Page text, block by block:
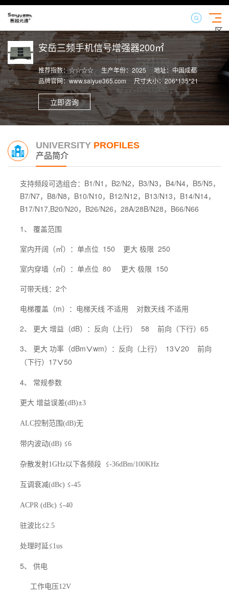
区
域【切
换】
安岳三频手机信号增强器200㎡
推荐指数：☆☆☆☆ 生产年份：2025
地址：中国成都
品牌官网：www.saiyue365.com
尺寸大小：206*135*21
立即咨询
UNIVERSITY PROFILES
产品简介
支持频段可选组合： B1/N1，B2/N2，B3/N3，B4/N4，B5/N5，
B7/N7，B8/N8，B10/N10，B12/N12，B13/N13，B14/N14，
B17/N17,B20/N20，B26/N26，28A/28B/N28，B66/N66
1、 覆盖范围
室内开阔（㎡）：单点位 150 更大 极限 250
室内穿墙（㎡）：单点位 80 更大 极限 150
可带天线：2个
电梯覆盖（m）：电梯天线 不适用 对数天线 不适用
2、 更大 增益（dB）：反向（上行） 58 前向（下行）65
3、 更大 功率（dBm∨wm）：反向（上行） 13∨20 前向
（下行）17∨50
4、 常规参数
更大 增益误差(dB)±3
ALC控制范围(dB)无
带内波动(dB) ≤6
杂散发射1GHz以下各频段 ≤-36dBm/100KHz
互调衰减(dBc) ≤-45
ACPR (dBc) ≤-40
驻波比≤2.5
处理时延≤1us
5、 供电
工作电压12V